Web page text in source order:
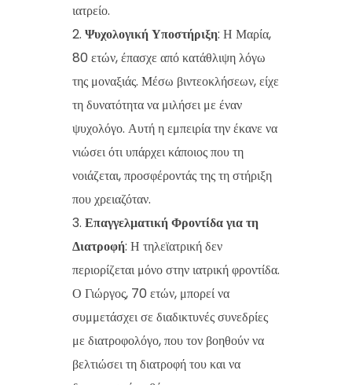
ιατρείο.
Ψυχολογική Υποστήριξη: Η Μαρία,
80 ετών, έπασχε από κατάθλιψη λόγω
της μοναξιάς. Μέσω βιντεοκλήσεων, είχε
τη δυνατότητα να μιλήσει με έναν
ψυχολόγο. Αυτή η εμπειρία την έκανε να
νιώσει ότι υπάρχει κάποιος που τη
νοιάζεται, προσφέροντάς της τη στήριξη
που χρειαζόταν.
Επαγγελματική Φροντίδα για τη
Διατροφή: Η τηλεϊατρική δεν
περιορίζεται μόνο στην ιατρική φροντίδα.
Ο Γιώργος, 70 ετών, μπορεί να
συμμετάσχει σε διαδικτυνές συνεδρίες
με διατροφολόγο, που τον βοηθούν να
βελτιώσει τη διατροφή του και να